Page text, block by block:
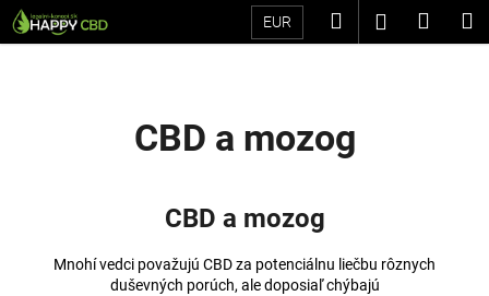
Prejsť
na
EUR Hľadať
CBD a mozog
CBD a mozog
Mnohí vedci považujú CBD za potenciálnu liečbu rôznych
duševných porúch, ale doposiaľ chýbajú
K
o